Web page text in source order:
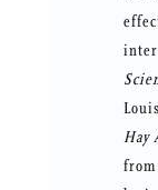
Hay
from